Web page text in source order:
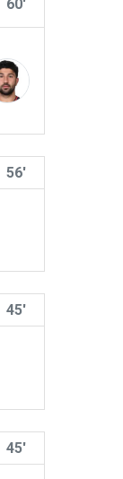
60'
56'
45'
45'